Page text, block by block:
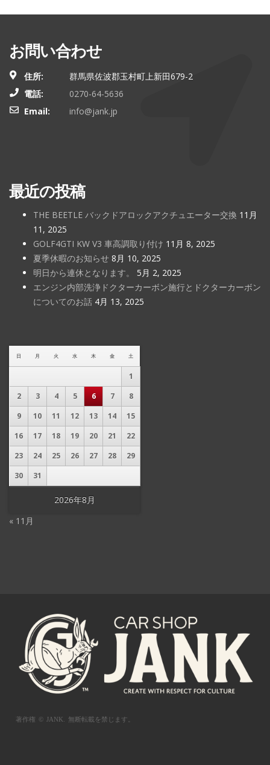
お問い合わせ
住所:
群馬県佐波郡玉村町上新田679-2
電話:
0270-64-5636
Email:
info@jank.jp
最近の投稿
THE BEETLE バックドアロックアクチュエーター交換 11月
11, 2025
GOLF4GTI KW V3 車高調取り付け 11月 8, 2025
夏季休暇のお知らせ 8月 10, 2025
明日から連休となります。
5月 2, 2025
エンジン内部洗浄ドクターカーボン施行とドクターカーボン
についてのお話 4月 13, 2025
2026年8月
日 月 火 水 木 金 土
1
2
3 4 5 6 7
8
9
10 11 12 13 14
15
16
17 18 19 20 21
22
23
24 25 26 27 28
29
30
31
« 11月
著作権 © JANK. 無断転載を禁じます。